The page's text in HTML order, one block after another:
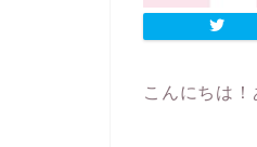
こんにちは！